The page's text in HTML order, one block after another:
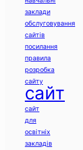
заклади
обслуговування
сайтів
посилання
правила
розробка
сайту
сайт
сайт
для
освітніх
закладів